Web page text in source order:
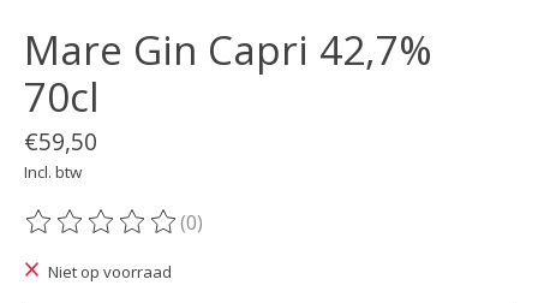
Mare Gin Capri 42,7%
70cl
€59,50
Incl. btw
De beoordeling van dit product is
(0)
Niet op voorraad